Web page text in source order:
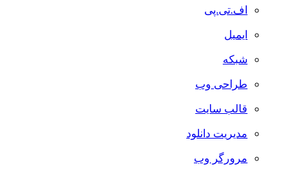
اف.تی.پی
ایمیل
شبکه
طراحی وب
قالب سایت
مدیریت دانلود
مرورگر وب